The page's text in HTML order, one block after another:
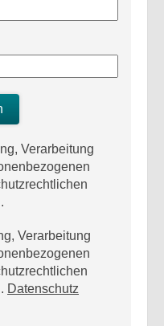
Verarbeitung
Verarbeitung
Datenschutz